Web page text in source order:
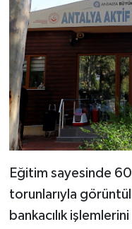
Eğitim sayesinde
torunlarıyla
bankacılık